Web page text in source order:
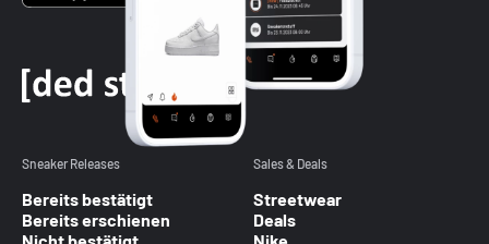
Sneaker Releases
Bereits bestätigt
Bereits erschienen
Sales & Deals
Streetwear
Deals